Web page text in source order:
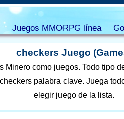
checkers Juego
Minero como juegos. Todo tipo
palabra clave. Juega
elegir juego de la lista.
Juegos MMORPG línea